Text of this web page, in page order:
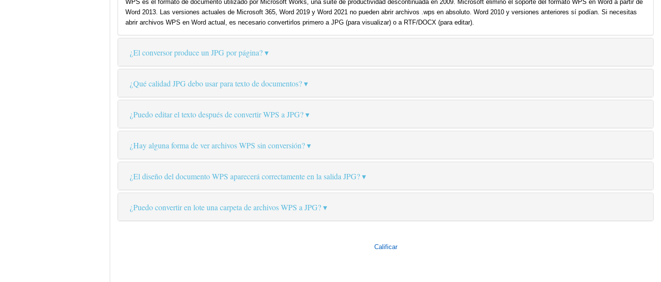
WPS es el formato de documento utilizado por Microsoft Works, una suite de productividad descontinuada en 2009. Microsoft eliminó el soporte del formato WPS en Word a partir de
Word 2013. Las versiones actuales de Microsoft 365, Word 2019 y Word 2021 no pueden abrir archivos .wps en absoluto. Word 2010 y versiones anteriores sí podían. Si necesitas
abrir archivos WPS en Word actual, es necesario convertirlos primero a JPG (para visualizar) o a RTF/DOCX (para editar).
¿El conversor produce un JPG por página?
¿Qué calidad JPG debo usar para texto de documentos?
¿Puedo editar el texto después de convertir WPS a JPG?
¿Hay alguna forma de ver archivos WPS sin conversión?
¿El diseño del documento WPS aparecerá correctamente en la salida JPG?
¿Puedo convertir en lote una carpeta de archivos WPS a JPG?
Calificar